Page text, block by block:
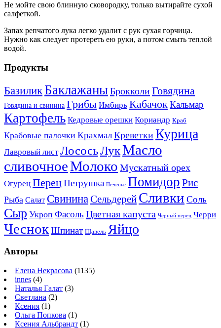
Не мойте свою блинную сковородку, только вытирайте сухой
салфеткой.
Запах репчатого лука легко удалит с рук сухая горчица.
Нужно как следует протереть ею руки, а потом смыть теплой
водой.
Продукты
БазиликБаклажаныБрокколиГовядина
Говядина и свинина Грибы Имбирь Кабачок Кальмар
Картофель Кедровые орешки Кориандр Краб
Крабовые палочки КрахмалКреветкиКурица
Лавровый лист ЛососьЛукМасло
сливочноеМолоко Мускатный орех
Огурец ПерецПетрушка Печенье Помидор Рис
Рыба Салат Свинина Сельдерей Сливки Соль
Сыр Укроп Фасоль Цветная капуста Черный перец Черри
ЧеснокШпинат Щавель Яйцо
Авторы
Елена Некрасова (1135)
innes (4)
Наталья Галат (3)
Светлана (2)
Ксения (1)
Ольга Попкова (1)
Ксения Альбрандт (1)